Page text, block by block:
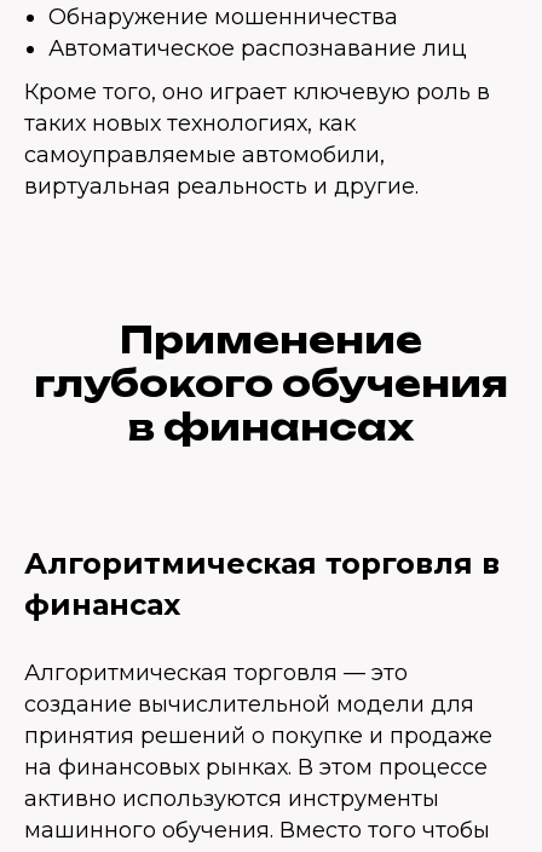
Обнаружение мошенничества
Автоматическое распознавание лиц
Кроме того, оно играет ключевую роль в
таких новых технологиях, как
самоуправляемые автомобили,
виртуальная реальность и другие.
Применение
глубокого обучения
в финансах
Алгоритмическая торговля в
финансах
Алгоритмическая торговля — это
создание вычислительной модели для
принятия решений о покупке и продаже
на финансовых рынках. В этом процессе
активно используются инструменты
машинного обучения. Вместо того чтобы